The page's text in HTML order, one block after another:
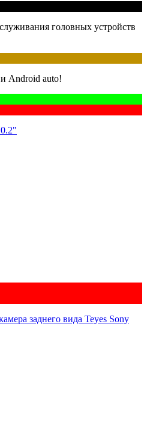
головных устройств
Android auto!
заднего вида Teyes Sony